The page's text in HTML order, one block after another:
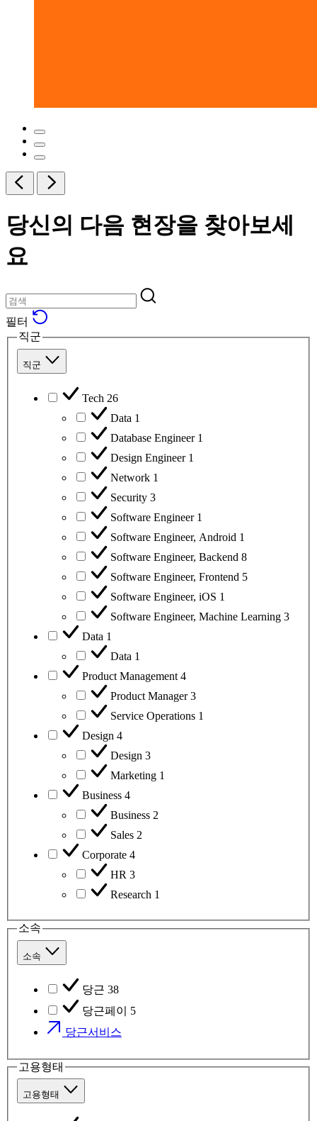
당신의 다음 현장을 찾아보세
요
필터
직군
직군
Tech 26
Data 1
Database Engineer 1
Design Engineer 1
Network 1
Security 3
Software Engineer 1
Software Engineer, Android 1
Software Engineer, Backend 8
Software Engineer, Frontend 5
Software Engineer, iOS 1
Software Engineer, Machine Learning 3
Data 1
Data 1
Product Management 4
Product Manager3
Service Operations 1
Design 4
Design 3
Marketing 1
Business 4
Business 2
Sales 2
Corporate 4
HR 3
Research 1
소속
소속
당근 38
당근페이 5
당근서비스
고용형태
고용형태